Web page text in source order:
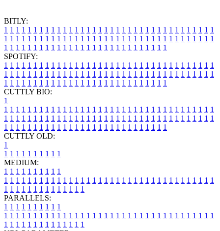
BITLY:
1 1 1 1 1 1 1 1 1 1 1 1 1 1 1 1 1 1 1 1 1 1 1 1 1 1 1 1 1 1 1 1 1 1 1 1
1 1 1 1 1 1 1 1 1 1 1 1 1 1 1 1 1 1 1 1 1 1 1 1 1 1 1 1 1 1 1 1 1 1 1 1
1 1 1 1 1 1 1 1 1 1 1 1 1 1 1 1 1 1 1 1 1 1 1 1 1 1 1 1
SPOTIFY:
1 1 1 1 1 1 1 1 1 1 1 1 1 1 1 1 1 1 1 1 1 1 1 1 1 1 1 1 1 1 1 1 1 1 1 1
1 1 1 1 1 1 1 1 1 1 1 1 1 1 1 1 1 1 1 1 1 1 1 1 1 1 1 1 1 1 1 1 1 1 1 1
1 1 1 1 1 1 1 1 1 1 1 1 1 1 1 1 1 1 1 1 1 1 1 1 1 1 1 1
CUTTLY BIO:
1
1 1 1 1 1 1 1 1 1 1 1 1 1 1 1 1 1 1 1 1 1 1 1 1 1 1 1 1 1 1 1 1 1 1 1 1
1 1 1 1 1 1 1 1 1 1 1 1 1 1 1 1 1 1 1 1 1 1 1 1 1 1 1 1 1 1 1 1 1 1 1 1
1 1 1 1 1 1 1 1 1 1 1 1 1 1 1 1 1 1 1 1 1 1 1 1 1 1 1 1
CUTTLY OLD:
1
1 1 1 1 1 1 1 1 1 1
MEDIUM:
1 1 1 1 1 1 1 1 1 1
1 1 1 1 1 1 1 1 1 1 1 1 1 1 1 1 1 1 1 1 1 1 1 1 1 1 1 1 1 1 1 1 1 1 1 1
1 1 1 1 1 1 1 1 1 1 1 1 1 1
PARALLELS:
1 1 1 1 1 1 1 1 1 1
1 1 1 1 1 1 1 1 1 1 1 1 1 1 1 1 1 1 1 1 1 1 1 1 1 1 1 1 1 1 1 1 1 1 1 1
1 1 1 1 1 1 1 1 1 1 1 1 1 1